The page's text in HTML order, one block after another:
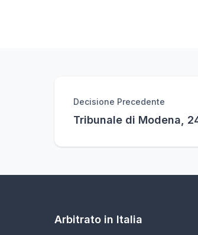
Decisione Precedente
Tribunale di Modena,
Arbitrato in Italia